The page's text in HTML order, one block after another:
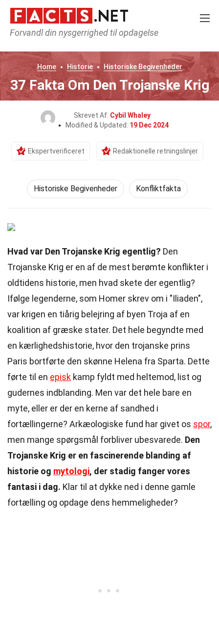
Forvandl din nysgerrighed til opdagelse
Home Historie Historiske Begivenheder
37 Fakta Om Den Trojanske Krig
Skrevet Af: Cybil Whaley
Modified & Updated: 19 Dec 2024
Ekspertverificeret Redaktionelle retningslinjer
Historiske Begivenheder Konfliktfakta
Hvad var Den Trojanske Krig egentlig? Den
Trojanske Krig er en af de mest berømte konflikter i
oldtidens historie, men hvad skete der egentlig?
Ifølge legenderne, som Homer skrev om i "Iliaden",
var krigen en tiårig belejring af byen Troja af en
koalition af græske stater. Det hele begyndte med
en kærlighedshistorie, hvor den trojanske prins
Paris bortførte den skønne Helena fra Sparta. Dette
førte til en episk kamp fyldt med heltemod, list og
gudernes indblanding. Men var det hele bare en
myte, eller er der en kerne af sandhed i
fortællingerne? Arkæologiske fund har givet os spor,
men mange spørgsmål forbliver ubesvarede. Den
Trojanske Krig er en fascinerende blanding af
historie og mytologi, der stadig fanger vores
fantasi i dag. Klar til at dykke ned i denne gamle
fortælling og opdage dens hemmeligheder?